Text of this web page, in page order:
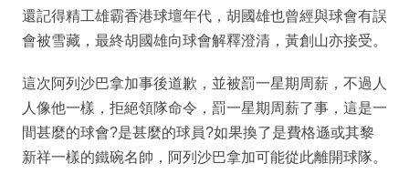
還記得精工雄霸香港球壇年代，胡國雄也曾經與球會有誤
會被雪藏，最終胡國雄向球會解釋澄清，黃創山亦接受。
這次阿列沙巴拿加事後道歉，並被罰一星期周薪，不過人
人像他一樣，拒絕領隊命令，罰一星期周薪了事，這是一
間甚麼的球會?是甚麼的球員?如果換了是費格遜或其黎
新祥一樣的鐵碗名帥，阿列沙巴拿加可能從此離開球隊。